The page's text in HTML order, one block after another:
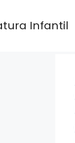
Infantil